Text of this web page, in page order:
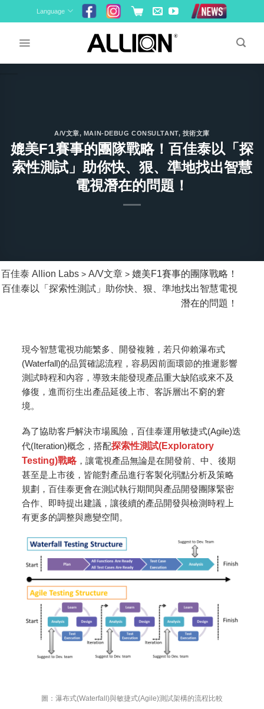
to
Language
A/V文章, MAIN-DEBUG CONSULTANT, 技術文庫
媲美F1賽事的團隊戰略！百佳泰以「探
索性測試」助你快、狠、準地找出智慧
電視潛在的問題！
百佳泰 Allion Labs >A/V文章 >媲美F1賽事的團隊戰略！
百佳泰以「探索性測試」助你快、狠、準地找出智慧電視
潛在的問題！
現今智慧電視功能繁多、開發複雜，若只仰賴瀑布式
(Waterfall)的品質確認流程，容易因前面環節的推遲影響
測試時程和內容，導致未能發現產品重大缺陷或來不及
修復，進而衍生出產品延後上市、客訴層出不窮的窘
境。
為了協助客戶解決市場風險，百佳泰運用敏捷式(Agile)迭
代(Iteration)概念，搭配探索性測試(Exploratory
Testing)戰略，讓電視產品無論是在開發前、中、後期
甚至是上市後，皆能對產品進行客製化弱點分析及策略
規劃，百佳泰更會在測試執行期間與產品開發團隊緊密
合作、即時提出建議，讓後續的產品開發與檢測時程上
有更多的調整與應變空間。
圖：瀑布式(Waterfall)與敏捷式(Agile)測試架構的流程比較